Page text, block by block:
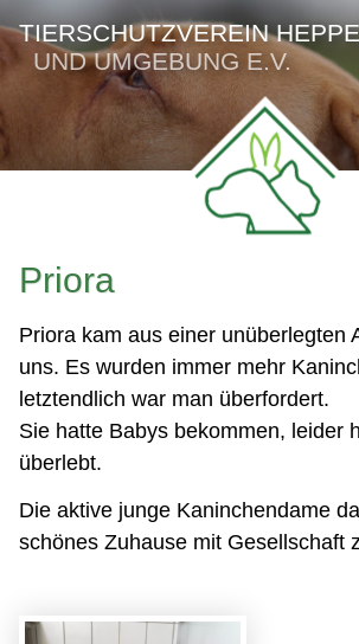
TIERSCHUTZVEREIN
UND UMGEBUNG E.V.
Priora
Priora kam aus einer unüberlegten
uns. Es wurden immer mehr
letztendlich war man überfordert.
Sie hatte Babys bekommen, leider
überlebt.
Die aktive junge Kaninchendame
schönes Zuhause mit Gesellschaft